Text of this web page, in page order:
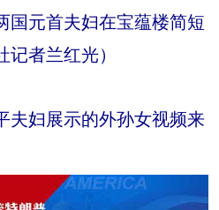
国元首夫妇在宝蕴楼简短
者兰红光）
夫妇展示的外孙女视频来